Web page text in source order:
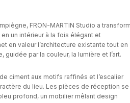
FRON-MARTIN Studio a
un intérieur à la fois élégant et
en valeur l’architecture existante tout en
par la couleur, la lumière et l’art.
ciment aux motifs raffinés et l’escalier
du lieu. Les pièces de réception se
profond, un mobilier mêlant design